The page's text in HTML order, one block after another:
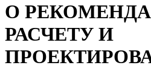
О
РАСЧЕТУ И